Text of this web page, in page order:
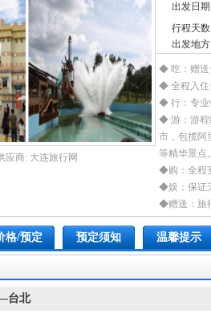
应商: 大连旅行网
出发日期
行程天数
出发地方
◆ 吃：赠送
◆ 全程入住
◆ 行：专业
◆ 游：游程
市，包揽阿
等精华景点。
◆购：全程
◆娱：保证
◆赠送：旅
格/预定 预定须知 温馨提示
台北